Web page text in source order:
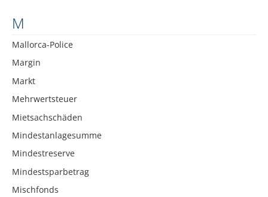
M
Mallorca-Police
Margin
Markt
Mehrwertsteuer
Mietsachschäden
Mindestanlagesumme
Mindestreserve
Mindestsparbetrag
Mischfonds